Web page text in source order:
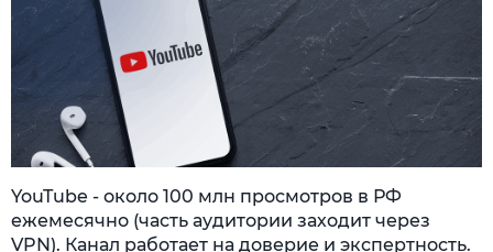
YouTube - около 100 млн просмотров в РФ
ежемесячно (часть аудитории заходит через
VPN). Канал работает на доверие и экспертность.